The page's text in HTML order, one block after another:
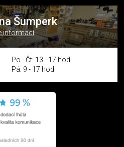
Šumperk
informací
Po - Čt: 13 - 17 hod.
Pá: 9 - 17 hod.